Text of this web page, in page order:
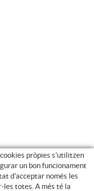
pròpies s'utilitzen
un bon funcionament
d'acceptar només les
les totes. A més té la